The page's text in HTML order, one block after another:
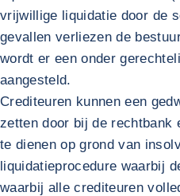
vrijwillige liquidatie door de
gevallen verliezen de
wordt er een onder
aangesteld.
Crediteuren kunnen een
zetten door bij de rechtbank
te dienen op grond van
liquidatieprocedure waarbij
waarbij alle crediteuren